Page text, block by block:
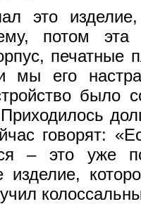
это
потом
печатные
мы его
было
говорят:
– это уже
изделие,